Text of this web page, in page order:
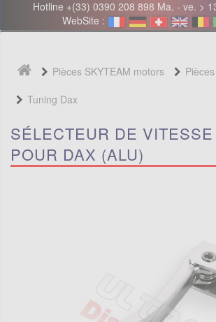
Hotline +(33) 0390 208 898 Ma. - ve. >
WebSite :
Pièces SKYTEAM motors
Tuning Dax
SÉLECTEUR DE
POUR DAX (ALU)